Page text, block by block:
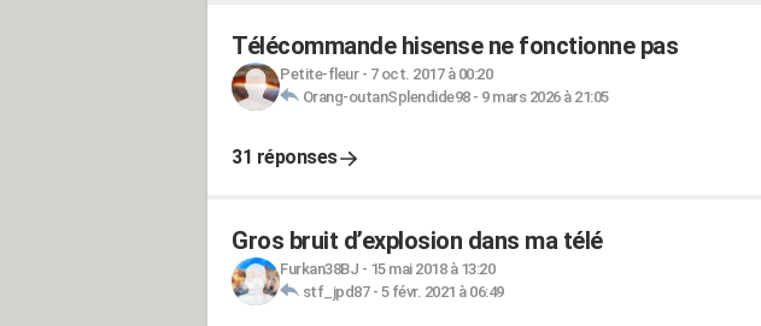
Télécommande hisense ne fonctionne pas
Petite-fleur- 7 oct. 2017 à 00:20
Orang-outanSplendide98- 9 mars 2026 à 21:05
31 réponses
Gros bruit d’explosion dans ma télé
Furkan38BJ - 15 mai 2018 à 13:20
stf_jpd87- 5 févr. 2021 à 06:49